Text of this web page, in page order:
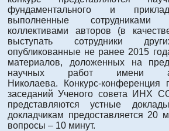
фундаментального и
выполненные
коллективами авторов (в
выступать сотрудники
опубликованные не ранее 2015
материалов, доложенных на
научных работ имени
Николаева. Конкурс-конференция
заседаний Ученого совета ИНХ
представляются устные
докладчикам предоставляется 20
вопросы – 10 минут.